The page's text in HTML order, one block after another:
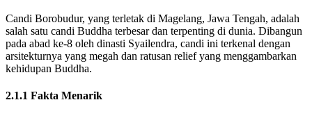
Candi Borobudur, yang terletak di Magelang, Jawa Tengah, adalah
salah satu candi Buddha terbesar dan terpenting di dunia. Dibangun
pada abad ke-8 oleh dinasti Syailendra, candi ini terkenal dengan
arsitekturnya yang megah dan ratusan relief yang menggambarkan
kehidupan Buddha.
2.1.1 Fakta Menarik